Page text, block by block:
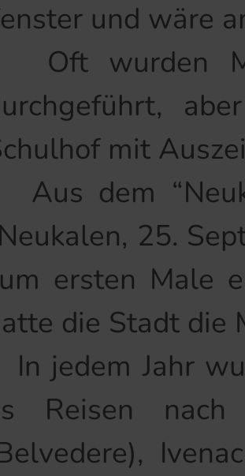
und
Oft wurden
mit
Aus dem
25.
ersten Male
die Stadt
In jedem Jahr
Reisen nach